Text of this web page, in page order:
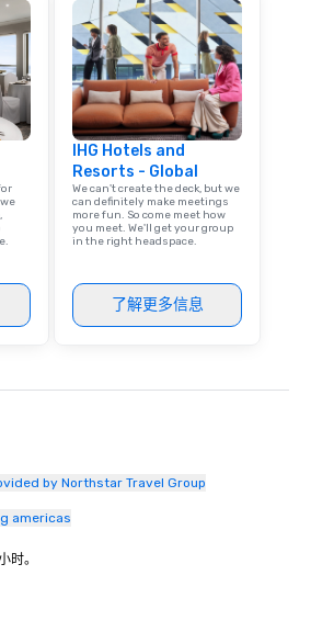
IHG Hotels and
Resorts - Global
We can't create the deck, but we
can definitely make meetings
more fun. So come meet how
you meet. We'll get your group
in the right headspace.
了解更多信息
by Northstar Travel Group
americas
时。